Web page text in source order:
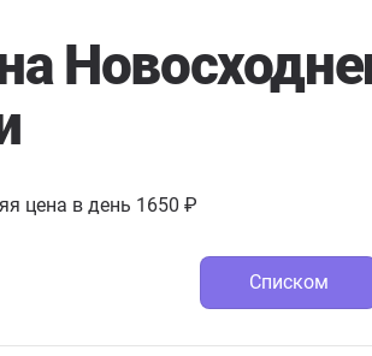
цена в день 1650 ₽
Списком